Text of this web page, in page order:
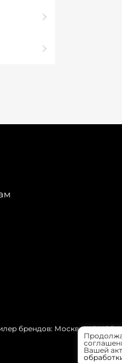
брендов: Москвич,
Вашей